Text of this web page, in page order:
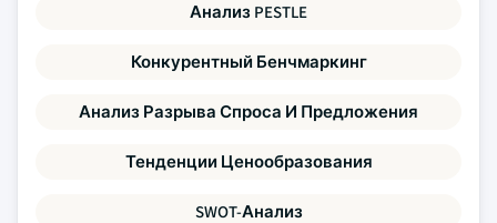
Анализ PESTLE
Конкурентный Бенчмаркинг
Анализ Разрыва Спроса И Предложения
Тенденции Ценообразования
SWOT-Анализ